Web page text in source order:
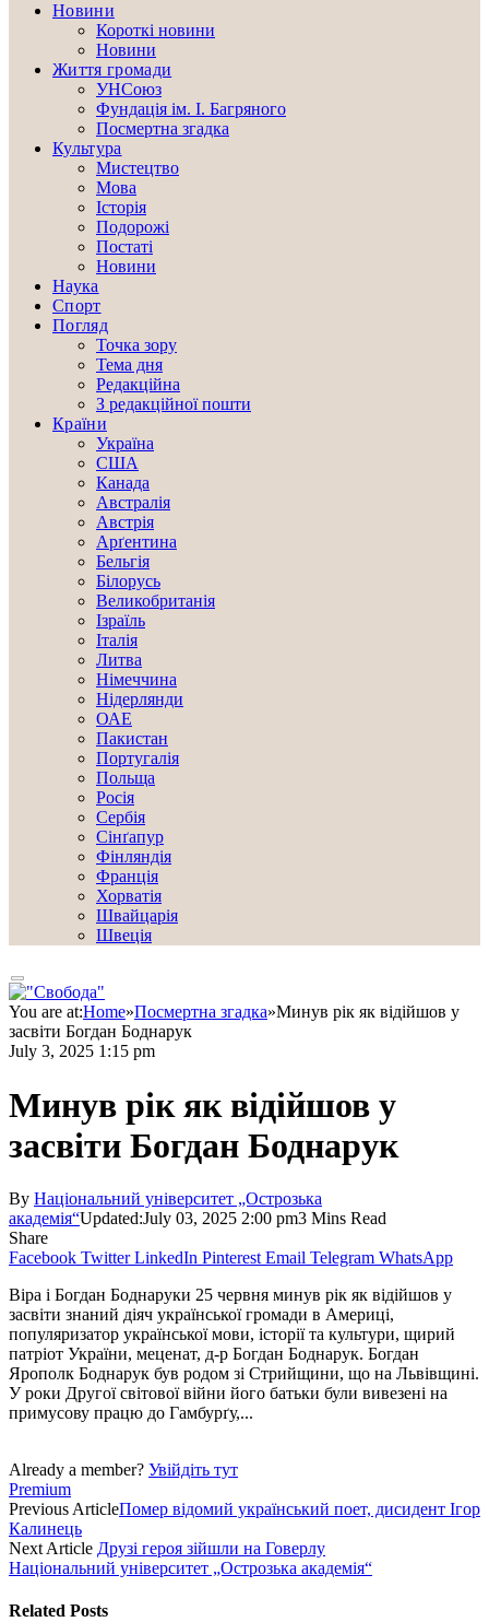
Новини
Короткі новини
Новини
Життя громади
УНСоюз
Фундація ім. І. Багряного
Посмертна згадка
Культура
Мистецтво
Мова
Історія
Подорожі
Постаті
Новини
Наука
Спорт
Погляд
Точка зору
Тема дня
Редакційна
З редакційної пошти
Країни
Україна
США
Канада
Австралія
Австрія
Арґентина
Бельгія
Білорусь
Великобританія
Ізраїль
Італія
Литва
Німеччина
Нідерлянди
ОАЕ
Пакистан
Португалія
Польща
Росія
Сербія
Сінґапур
Фінляндія
Франція
Хорватія
Швайцарія
Швеція
You are at:Home»Посмертна згадка»Минув рік як відійшов у
засвіти Богдан Боднарук
July 3, 2025 1:15 pm
Минув рік як відійшов у
засвіти Богдан Боднарук
By Національний університет „Острозька
академія“Updated:July 03, 2025 2:00 pm3 Mins Read
Share
Facebook Twitter LinkedIn Pinterest Email Telegram WhatsApp
Віра і Богдан Боднаруки 25 червня минув рік як відійшов у
засвіти знаний діяч української громади в Америці,
популяризатор української мови, історії та культури, щирий
патріот України, меценат, д-р Богдан Боднарук. Богдан
Ярополк Боднарук був родом зі Стрийщини, що на Львівщи­ні.
У роки Другої світової війни його батьки були вивезені на
примусову працю до Гамбурґу,...
Already a member? Увійдіть тут
Premium
Previous ArticleПомер відомий український поет, дисидент Ігор
Калинець
Next Article Друзі героя зійшли на Говерлу
Національний університет „Острозька академія“
Related Posts